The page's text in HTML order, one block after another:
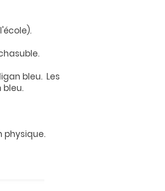
bleu. Les
physique.